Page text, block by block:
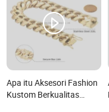
Apa itu Aksesori Fashion
Kustom Berkualitas